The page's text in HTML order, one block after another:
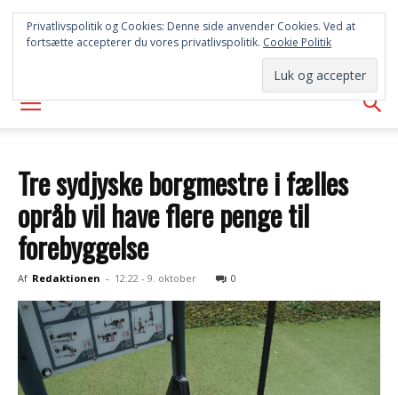
SYD
AVISEN
Tre sydjyske borgmestre i fælles
opråb vil have flere penge til
forebyggelse
Af Redaktionen - 12:22 - 9. oktober 0
Privatlivspolitik og Cookies: Denne side anvender Cookies. Ved at
fortsætte accepterer du vores privatlivspolitik. Cookie Politik